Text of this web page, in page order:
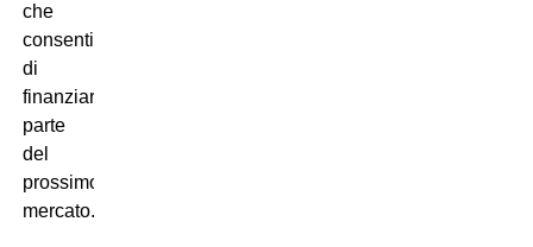
che
consentirebbe
di
finanziare
parte
del
prossimo
mercato.